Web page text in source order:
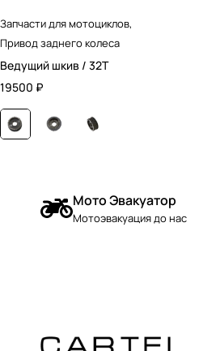
Запчасти для мотоциклов,
Привод заднего колеса
Ведущий шкив / 32T
19500 ₽
Мото Эвакуатор
Мотоэвакуация до нас